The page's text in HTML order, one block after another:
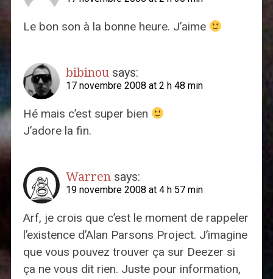
Le bon son à la bonne heure. J’aime
bibinou says:
17 novembre 2008 at 2 h 48 min
Hé mais c’est super bien
J’adore la fin.
Warren says:
19 novembre 2008 at 4 h 57 min
Arf, je crois que c’est le moment de rappeler
l’existence d’Alan Parsons Project. J’imagine
que vous pouvez trouver ça sur Deezer si
ça ne vous dit rien. Juste pour information,